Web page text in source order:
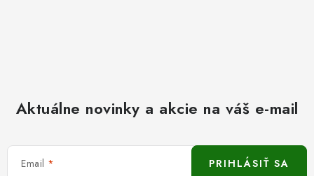
Aktuálne novinky a akcie na váš e-mail
Email PRIHLÁSIŤ SA